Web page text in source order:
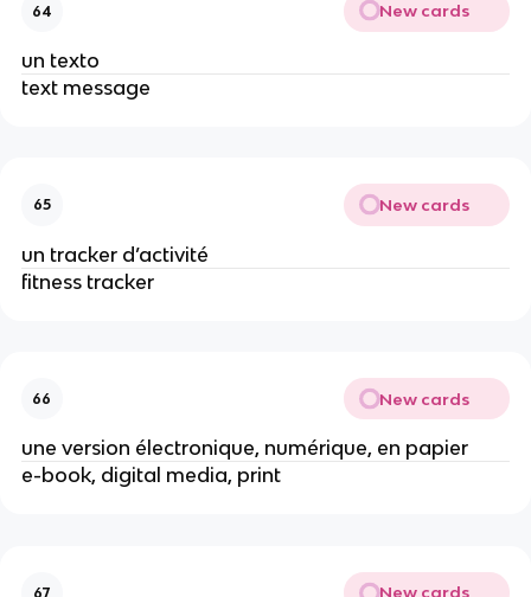
64 New cards
un texto
text message
65 New cards
un tracker d’activité
fitness tracker
66 New cards
une version électronique, numérique, en papier
e-book, digital media, print
67 New cards